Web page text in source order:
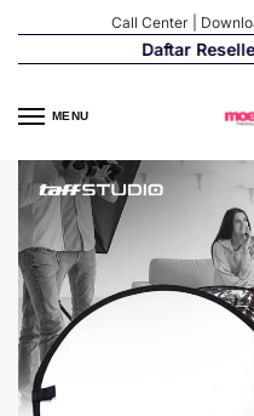
Call Center
Daftar
MENU